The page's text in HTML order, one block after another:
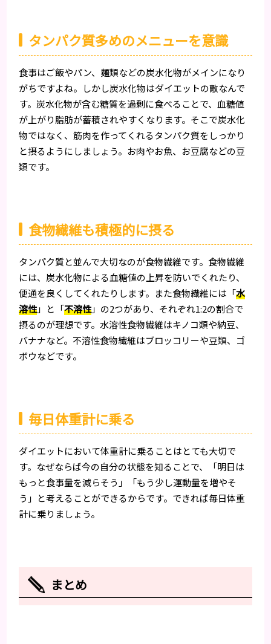
タンパク質多めのメニューを意識
食事はご飯やパン、麺類などの炭水化物がメインになり
がちですよね。しかし炭水化物はダイエットの敵なんで
す。炭水化物が含む糖質を過剰に食べることで、血糖値
が上がり脂肪が蓄積されやすくなります。そこで炭水化
物ではなく、筋肉を作ってくれるタンパク質をしっかり
と摂るようにしましょう。お肉やお魚、お豆腐などの豆
類です。
食物繊維も積極的に摂る
タンパク質と並んで大切なのが食物繊維です。食物繊維
には、炭水化物による血糖値の上昇を防いでくれたり、
便通を良くしてくれたりします。また食物繊維には「水
溶性」と「不溶性」の2つがあり、それぞれ1:2の割合で
摂るのが理想です。水溶性食物繊維はキノコ類や納豆、
バナナなど。不溶性食物繊維はブロッコリーや豆類、ゴ
ボウなどです。
毎日体重計に乗る
ダイエットにおいて体重計に乗ることはとても大切で
す。なぜならば今の自分の状態を知ることで、「明日は
もっと食事量を減らそう」「もう少し運動量を増やそ
う」と考えることができるからです。できれば毎日体重
計に乗りましょう。
まとめ